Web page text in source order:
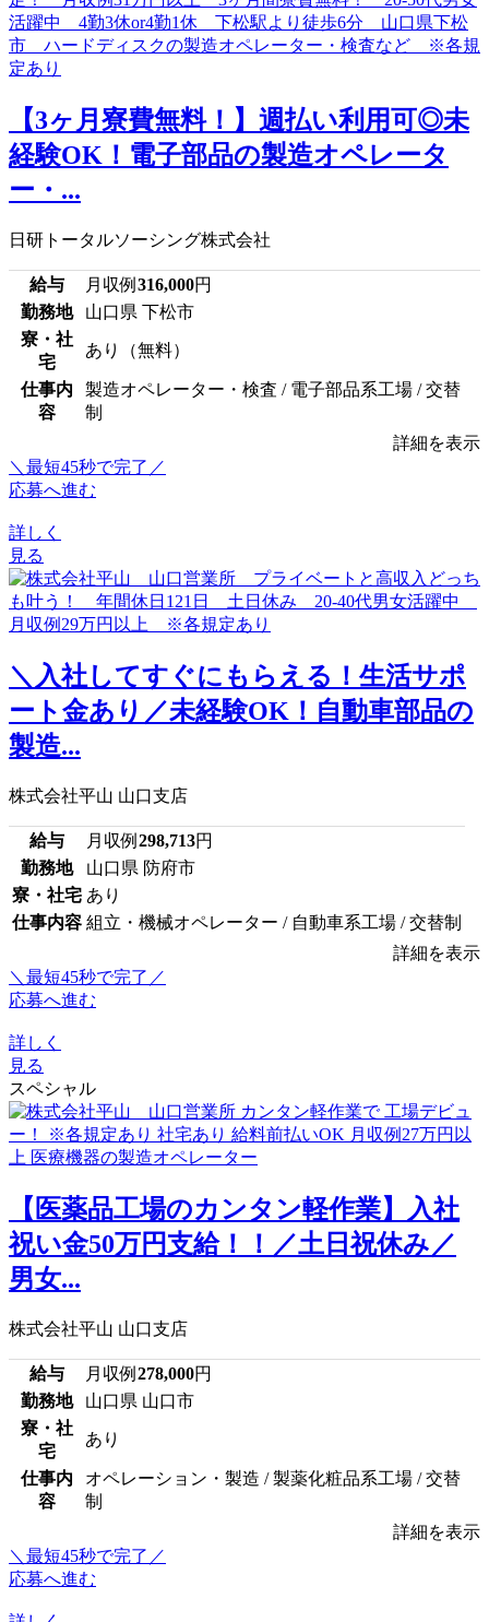
【3ヶ月寮費無料！】週払い利用可◎未
経験OK！電子部品の製造オペレータ
ー・...
日研トータルソーシング株式会社
給与 月収例 316,000円
勤務地
山口県 下松市
寮・社
宅
あり（無料）
仕事内
容
製造オペレーター・検査 / 電子部品系工場 / 交替
制
詳細を表示
＼最短45秒で完了／
応募へ進む
詳しく
見る
＼入社してすぐにもらえる！生活サポ
ート金あり／未経験OK！自動車部品の
製造...
株式会社平山 山口支店
給与 月収例 298,713円
勤務地
山口県 防府市
寮・社宅 あり
仕事内容 組立・機械オペレーター / 自動車系工場 / 交替制
詳細を表示
＼最短45秒で完了／
応募へ進む
詳しく
見る
スペシャル
【医薬品工場のカンタン軽作業】入社
祝い金50万円支給！！／土日祝休み／
男女...
株式会社平山 山口支店
給与 月収例 278,000円
勤務地
山口県 山口市
寮・社
宅
あり
仕事内
容
オペレーション・製造 / 製薬化粧品系工場 / 交替
制
詳細を表示
＼最短45秒で完了／
応募へ進む